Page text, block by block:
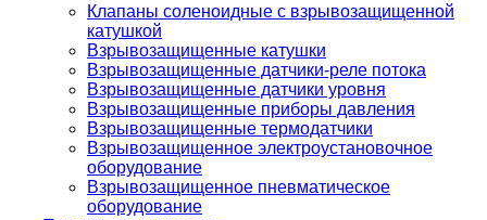
Клапаны соленоидные с взрывозащищенной
катушкой
Взрывозащищенные катушки
Взрывозащищенные датчики-реле потока
Взрывозащищенные датчики уровня
Взрывозащищенные приборы давления
Взрывозащищенные термодатчики
Взрывозащищенное электроустановочное
оборудование
Взрывозащищенное пневматическое
оборудование